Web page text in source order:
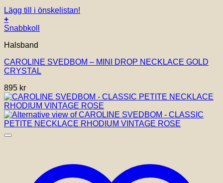
Lägg till i önskelistan!
+
Snabbkoll
Halsband
CAROLINE SVEDBOM – MINI DROP NECKLACE GOLD
CRYSTAL
895 kr